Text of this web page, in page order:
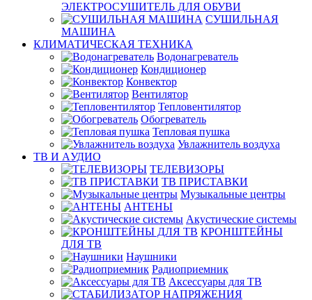
ЭЛЕКТРОСУШИТЕЛЬ ДЛЯ ОБУВИ
СУШИЛЬНАЯ
МАШИНА
КЛИМАТИЧЕСКАЯ ТЕХНИКА
Водонагреватель
Кондиционер
Конвектор
Вентилятор
Тепловентилятор
Обогреватель
Тепловая пушка
Увлажнитель воздуха
ТВ И AУДИО
ТЕЛЕВИЗОРЫ
ТВ ПРИСТАВКИ
Музыкальные центры
АНТЕНЫ
Акустические системы
КРОНШТЕЙНЫ
ДЛЯ ТВ
Наушники
Радиоприемник
Аксессуары для ТВ